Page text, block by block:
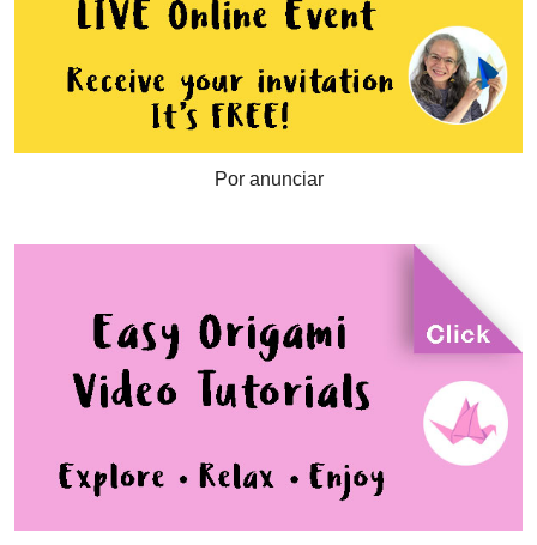
Por anunciar